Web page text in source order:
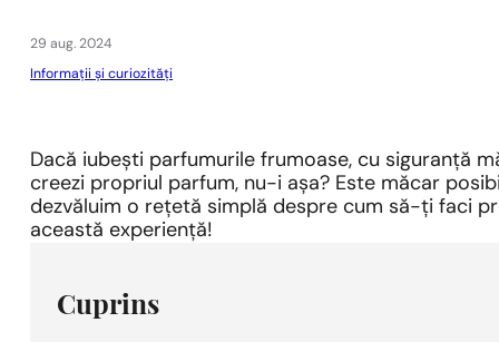
29 aug. 2024
Informații și curiozități
Dacă iubești parfumurile frumoase, cu siguranță
creezi propriul parfum, nu-i așa? Este măcar
dezvăluim o rețetă simplă despre cum să-ți faci
această experiență!
Cuprins